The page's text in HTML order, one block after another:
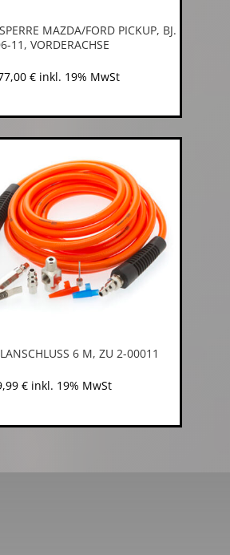
MAZDA/FORD PICKUP, BJ.
11, VORDERACHSE
€ inkl. 19% MwSt
6 M, ZU 2-00011
€ inkl. 19% MwSt